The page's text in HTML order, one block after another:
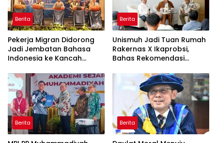
Berita
Pekerja Migran Didorong
Jadi Jembatan Bahasa
Indonesia ke Kancah
Berita
Unismuh Jadi Tuan Rumah
Rakernas X Ikaprobsi,
Bahas Rekomendasi
Indonesia di Tingkat
Global
Berita Berita